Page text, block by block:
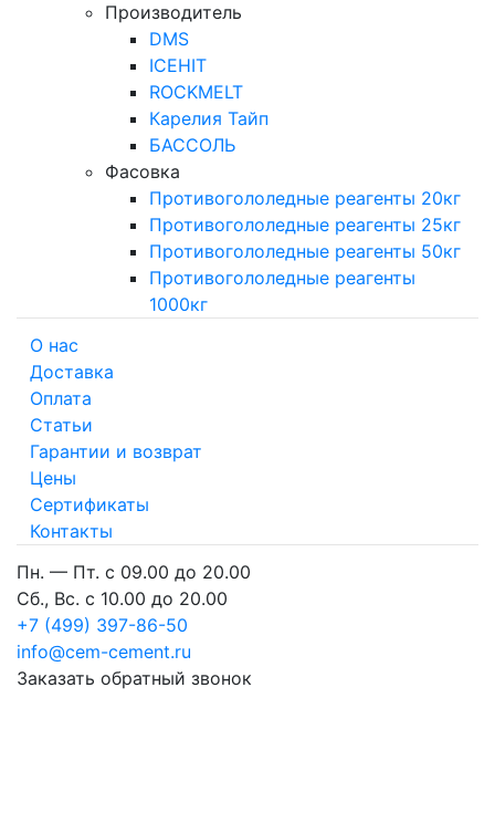
Производитель
DMS
ICEHIT
ROCKMELT
Карелия Тайп
БАССОЛЬ
Фасовка
Противогололедные реагенты 20кг
Противогололедные реагенты 25кг
Противогололедные реагенты 50кг
Противогололедные реагенты
1000кг
О нас
Доставка
Оплата
Cтатьи
Гарантии и возврат
Цены
Сертификаты
Контакты
Пн. — Пт. с 09.00 до 20.00
Сб., Вс. с 10.00 до 20.00
+7 (499) 397-86-50
info@cem-cement.ru
Заказать обратный звонок